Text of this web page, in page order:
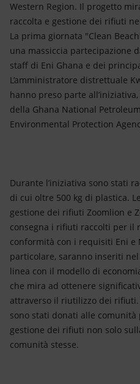
Western Region. Il progetto
raccolta e gestione dei rifiuti
La prima giornata "Clean
una massiccia partecipazione
staff di Eni Ghana e dei
L’amministratore distrettuale
hanno preso parte
della Ghana National
Environmental Protection
Durante l’iniziativa sono stati
di cui oltre 500 kg di plastica.
gestione dei rifiuti Zoomlion e
consegna i rifiuti raccolti per il
conformità con i requisiti Eni
particolare, saranno inseriti
linea con il modello di
che mira ad ottenere
attraverso il riutilizzo dei
sono stati donati alle
gestione dei rifiuti non solo
comunità stesse.